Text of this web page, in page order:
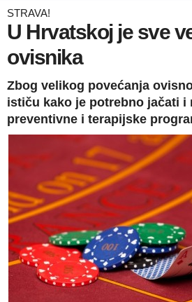
STRAVA!
U Hrvatskoj je sve
ovisnika
Zbog velikog povećanja
ističu kako je potrebno jačati i
preventivne i terapijske